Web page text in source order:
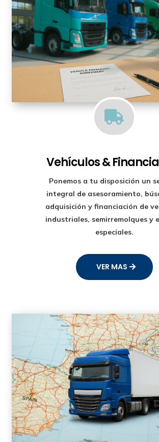

Vehículos &
Ponemos a tu disposición un
integral de asesoramiento,
adquisición y financiación de
industriales, semirremolques y
especiales.
VER MAS